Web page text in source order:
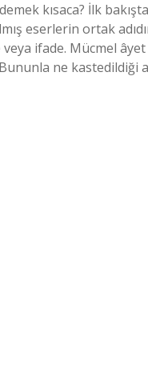
kısaca? İlk
eserlerin ortak
ifade. Mücmel
ne kastedildiği